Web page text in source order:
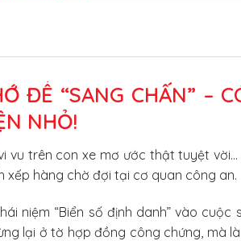
ĐỂ “SANG CHẤN” –
NHỎ!
vu trên con xe mơ ước thật tuyệt
xếp hàng chờ đợi tại cơ quan công an.
niệm “Biển số định danh” vào
lại ở tờ hợp đồng công chứng, mà